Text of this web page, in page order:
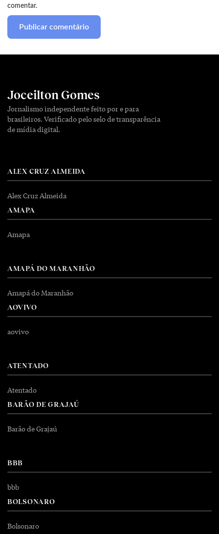
comentar.
Joceilton Gomes
Jornalismo independente feito por e para
brasileiros. Verificado pelo selo de transparência
de mídia digital.
ALEX CRUZ ALMEIDA
Alex Cruz Almeida
AMAPA
Amapa
AMAPÁ DO MARANHÃO
Amapá do Maranhão
AOVIVO
aovivo
ATENTADO
Atentado
BARÃO DE GRAJAÚ
Barão de Grajaú
BBB
bbb
BOLSONARO
Bolsonaro